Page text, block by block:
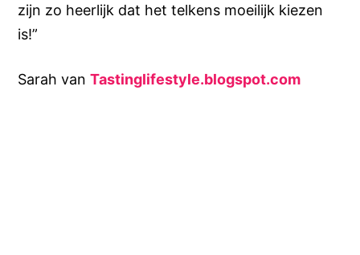
zijn zo heerlijk dat het telkens moeilijk kiezen
is!”
Sarah vanTastinglifestyle.blogspot.com